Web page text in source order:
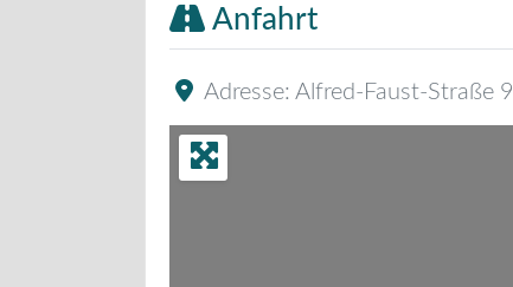
Anfahrt
Adresse: Alfred-Faust-Straße 9